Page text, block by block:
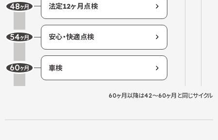
48ヶ月 法定12ヶ月点検
54ヶ月 安心・快適点検
60ヶ月 車検
60ヶ月以降は42～60ヶ月と同じサイクル